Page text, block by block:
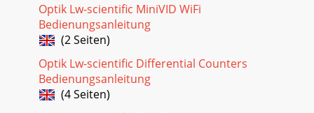
Optik Lw-scientific MiniVID WiFi
Bedienungsanleitung
(2 Seiten)
Optik Lw-scientific Differential Counters
Bedienungsanleitung
(4 Seiten)